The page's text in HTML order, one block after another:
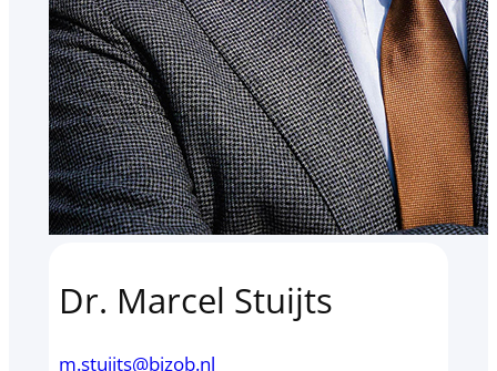
Dr. Marcel Stuijts
m.stuijts@bizob.nl